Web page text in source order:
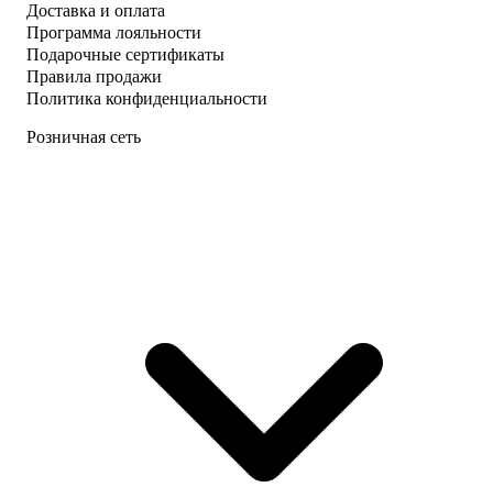
Доставка и оплата
Программа лояльности
Подарочные сертификаты
Правила продажи
Политика конфиденциальности
Розничная сеть